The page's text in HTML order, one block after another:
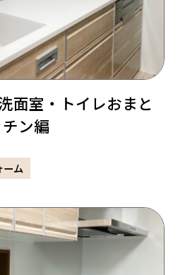
面室・トイレおまと
ン編
ーム